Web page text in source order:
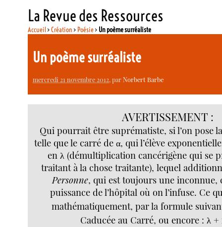
La Revue des Ressources
Accueil>Création > Poésie> Un poème surréaliste
Un poème surréaliste
mercredi 21 novembre 2012, parNorbert Barbe
AVERTISSEMENT :
Qui pourrait être suprématiste, si l’on pose
telle que le carré de α, qui l’élève
en λ (démultiplication cancérigène qui se
traitant à la chose traitante), lequel
Personne, qui est toujours une inconnue,
puissance de l’hôpital où on l’infuse. Ce
mathématiquement, par la formule
Caducée au Carré, ou encore : λ +